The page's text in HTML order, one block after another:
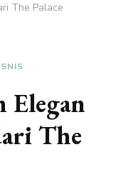
The Palace
Elegan
The